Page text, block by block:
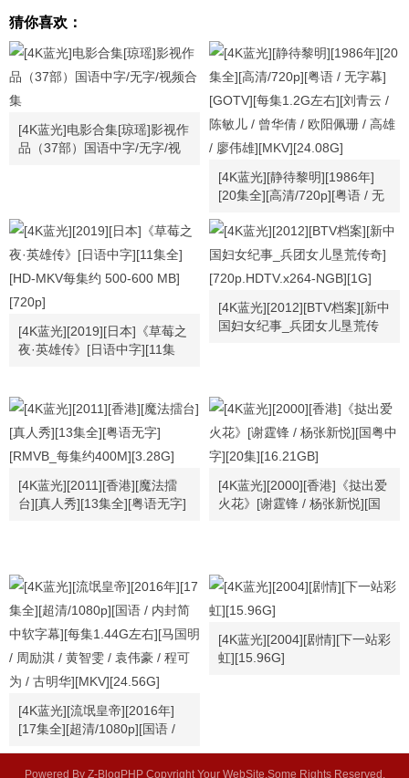
猜你喜欢：
[4K蓝光]电影合集[琼瑶]影视作
品（37部）国语中字/无字/视
[4K蓝光][静待黎明][1986年]
[20集全][高清/720p][粤语 / 无
[刘青云 / 陈敏儿 / 曾华倩 / 欧
阳佩珊 / 高雄 / 廖伟雄][MKV]
[4K蓝光][2019][日本]《草莓之
夜·英雄传》[日语中字][11集
[4K蓝光][2012][BTV档案][新中
国妇女纪事_兵团女儿垦荒传
[4K蓝光][2011][香港][魔法擂
台][真人秀][13集全][粤语无字]
[4K蓝光][2000][香港]《挞出爱
火花》[谢霆锋 / 杨张新悦][国
[4K蓝光][流氓皇帝][2016年]
[17集全][超清/1080p][国语 /
[4K蓝光][2004][剧情][下一站彩
虹][15.96G]
Powered By Z-BlogPHP Copyright Your WebSite.Some Rights Reserved.